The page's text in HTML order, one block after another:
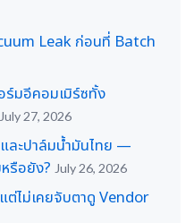
Leak ก่อนที่ Batch
มอีคอมเมิร์ซทั้ง
July 27, 2026
ละปาล์มน้ำมันไทย —
รือยัง? July 26, 2026
ไม่เคยจับตาดู Vendor